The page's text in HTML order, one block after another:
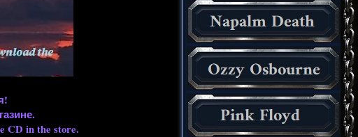
CD in the store.